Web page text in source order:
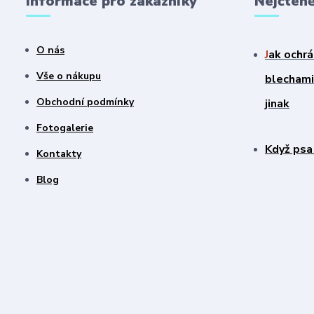
O nás
Vše o nákupu
Obchodní podmínky
Fotogalerie
Kontakty
Blog
Jak
jinak
Když